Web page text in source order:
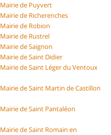
Mairie de Puyvert
Mairie de Richerenches
Mairie de Robion
Mairie de Rustrel
Mairie de Saignon
Mairie de Saint Didier
Mairie de Saint Léger du Ventoux
Mairie de Saint Martin de Castillon
Mairie de Saint Pantaléon
Mairie de Saint Romain en